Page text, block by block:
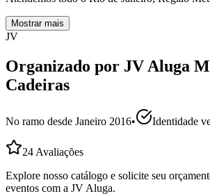
Mostrar mais
JV
Organizado por JV Aluga
Cadeiras
No ramo desde Janeiro 2016• Identidade
24 Avaliações
Explore nosso catálogo e solicite seu
eventos com a JV Aluga.